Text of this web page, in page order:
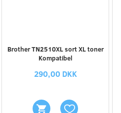
Brother TN2510XL sort XL toner
Kompatibel
290,00 DKK